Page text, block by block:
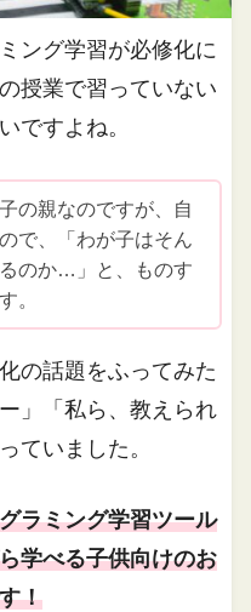
ング学習が必修化に
授業で習っていない
ですよね。
の親なのですが、自
で、「わが子はそん
のか…」と、ものす
。
の話題をふってみた
」「私ら、教えられ
ていました。
ラミング学習ツール
学べる子供向けのお
！